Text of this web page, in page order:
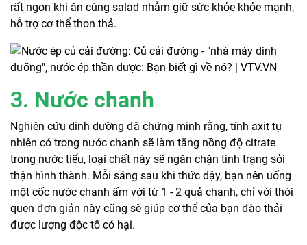
rất ngon khi ăn cùng salad nhằm giữ sức khỏe khỏe mạnh,
hỗ trợ cơ thể thon thả.
3. Nước chanh
Nghiên cứu dinh dưỡng đã chứng minh rằng, tính axit tự
nhiên có trong nước chanh sẽ làm tăng nồng độ citrate
trong nước tiểu, loại chất này sẽ ngăn chặn tình trạng sỏi
thận hình thành. Mỗi sáng sau khi thức dậy, bạn nên uống
một cốc nước chanh ấm với từ 1 - 2 quả chanh, chỉ với thói
quen đơn giản này cũng sẽ giúp cơ thể của bạn đào thải
được lượng độc tố có hại.